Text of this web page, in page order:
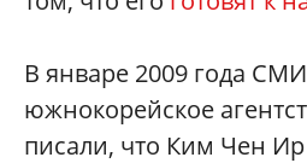
В январе 2009 года
южнокорейское
писали, что Ким Чен